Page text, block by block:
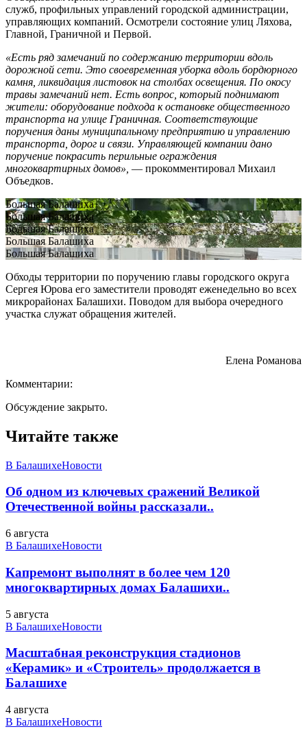
служб, профильных управлений городской администрации,
управляющих компаний. Осмотрели состояние улиц Ляхова,
Главной, Граничной и Первой.
«Есть ряд замечаний по содержанию территории вдоль
дорожной сети. Это своевременная уборка вдоль бордюрного
камня, ликвидация листовок на столбах освещения. По окосу
травы замечаний нет. Есть вопрос, который поднимают
жители: оборудование подхода к остановке общественного
транспорта на улице Граничная. Соответствующие
поручения даны муниципальному предприятию и управлению
транспорта, дорог и связи. Управляющей компании дано
поручение покрасить перильные ограждения
многоквартирных домов», — прокомментировал Михаил
Объедков.
Большая Балашиха
Большая Балашиха
Большая Балашиха
Большая Балашиха
Большая Балашиха
Обходы территории по поручению главы городского округа
Сергея Юрова его заместители проводят еженедельно во всех
микрорайонах Балашихи. Поводом для выбора очередного
участка служат обращения жителей.
Елена Романова
Комментарии:
Обсуждение закрыто.
Читайте также
В БалашихеНовости
Об одном из ключевых сражений Великой
Отечественной войны рассказали..
6 августа
В БалашихеНовости
Капремонт выполнят в более чем 120
многоквартирных домах Балашихи..
5 августа
В БалашихеНовости
Масштабная реконструкция стадионов
«Керамик» и «Строитель» продолжается в
Балашихе
4 августа
В БалашихеНовости